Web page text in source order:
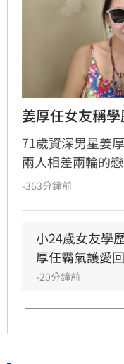
姜厚任女友稱
71歲資深男星姜
兩人相差兩輪的
大「3碩1博」的
引發學歷造假疑
示，個人學歷資
對外界的質疑聲
呼籲外界不要把
對女方背景有一
的交往空間與尊
-363分鐘前
小24歲女友學
厚任霸氣護愛
-20分鐘前